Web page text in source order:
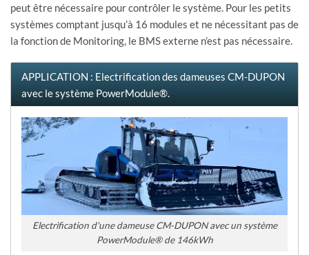
peut être nécessaire pour contrôler le système. Pour les petits
systèmes comptant jusqu’à 16 modules et ne nécessitant pas de
la fonction de Monitoring, le BMS externe n’est pas nécessaire.
APPLICATION : Electrification des dameuses CM-DUPON
avec le système PowerModule®.
Electrification d'une dameuse CM-DUPON avec un système
PowerModule® de 146kWh